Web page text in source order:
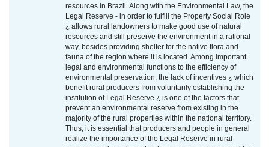
resources in Brazil. Along with the Environmental Law, the
Legal Reserve - in order to fulfill the Property Social Role
¿ allows rural landowners to make good use of natural
resources and still preserve the environment in a rational
way, besides providing shelter for the native flora and
fauna of the region where it is located. Among important
legal and environmental functions to the efficiency of
environmental preservation, the lack of incentives ¿ which
benefit rural producers from voluntarily establishing the
institution of Legal Reserve ¿ is one of the factors that
prevent an environmental reserve from existing in the
majority of the rural properties within the national territory.
Thus, it is essential that producers and people in general
realize the importance of the Legal Reserve in rural